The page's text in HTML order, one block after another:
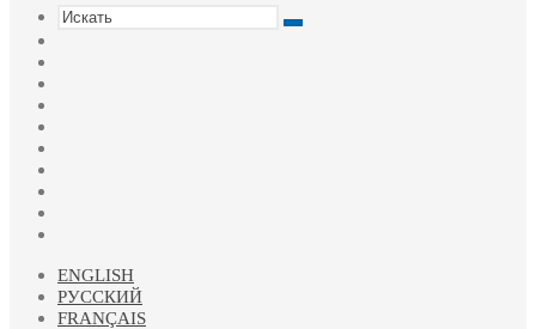
Искать
ENGLISH
РУССКИЙ
FRANÇAIS